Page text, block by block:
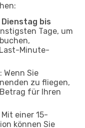
bis
Tage, um
Minute-
: Wenn Sie
zu fliegen,
für Ihren
Mit einer 15-
können Sie